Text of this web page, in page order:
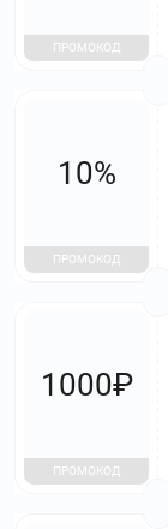
ПРОМОКОД
10%
ПРОМОКОД
1000₽
ПРОМОКОД